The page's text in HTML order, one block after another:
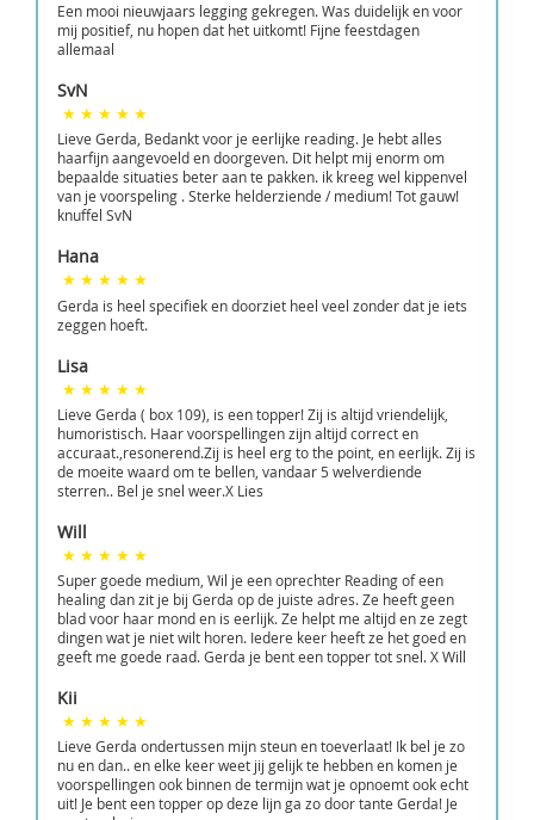
Een mooi nieuwjaars legging gekregen. Was duidelijk en voor
mij positief, nu hopen dat het uitkomt! Fijne feestdagen
allemaal
SvN
Lieve Gerda, Bedankt voor je eerlijke reading. Je hebt alles
haarfijn aangevoeld en doorgeven. Dit helpt mij enorm om
bepaalde situaties beter aan te pakken. ik kreeg wel kippenvel
van je voorspeling . Sterke helderziende / medium! Tot gauw!
knuffel SvN
Hana
Gerda is heel specifiek en doorziet heel veel zonder dat je iets
zeggen hoeft.
Lisa
Lieve Gerda ( box 109), is een topper! Zij is altijd vriendelijk,
humoristisch. Haar voorspellingen zijn altijd correct en
accuraat.,resonerend.Zij is heel erg to the point, en eerlijk. Zij is
de moeite waard om te bellen, vandaar 5 welverdiende
sterren.. Bel je snel weer.X Lies
Will
Super goede medium, Wil je een oprechter Reading of een
healing dan zit je bij Gerda op de juiste adres. Ze heeft geen
blad voor haar mond en is eerlijk. Ze helpt me altijd en ze zegt
dingen wat je niet wilt horen. Iedere keer heeft ze het goed en
geeft me goede raad. Gerda je bent een topper tot snel. X Will
Kii
Lieve Gerda ondertussen mijn steun en toeverlaat! Ik bel je zo
nu en dan.. en elke keer weet jij gelijk te hebben en komen je
voorspellingen ook binnen de termijn wat je opnoemt ook echt
uit! Je bent een topper op deze lijn ga zo door tante Gerda! Je